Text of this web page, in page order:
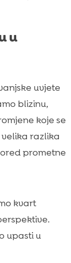
u
uvjete
blizinu,
koje se
razlika
prometne
kvart
upasti u